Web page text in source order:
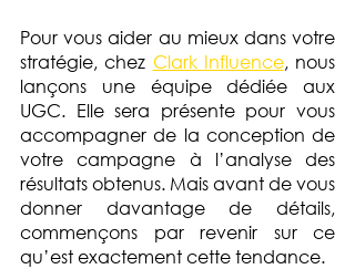
Pour vous aider au mieux dans votre
stratégie, chez Clark Influence, nous
lançons une équipe dédiée aux
UGC. Elle sera présente pour vous
accompagner de la conception de
votre campagne à l’analyse des
résultats obtenus. Mais avant de vous
donner davantage de détails,
commençons par revenir sur ce
qu’est exactement cette tendance.